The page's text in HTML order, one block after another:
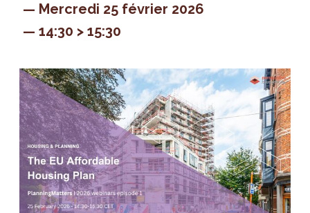
Mercredi 25 février 2026
14:30 > 15:30